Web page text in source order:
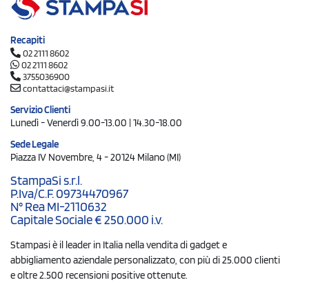
Recapiti
02 2111 8602
02 2111 8602
3755036900
contattaci@stampasi.it
Servizio Clienti
Lunedì - Venerdì 9.00-13.00 | 14.30-18.00
Sede Legale
Piazza IV Novembre, 4 - 20124 Milano (MI)
StampaSi s.r.l.
P.Iva/C.F. 09734470967
N° Rea MI-2110632
Capitale Sociale € 250.000 i.v.
Stampasi è il leader in Italia nella vendita di gadget e
abbigliamento aziendale personalizzato, con più di 25.000 clienti
e oltre 2.500 recensioni positive ottenute.